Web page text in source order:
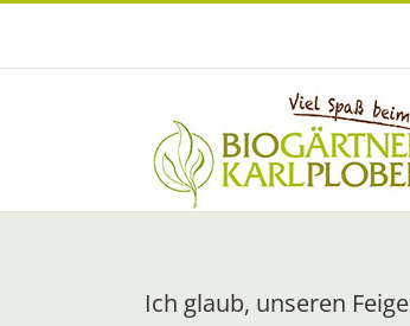
Zum
Ich glaub, unseren